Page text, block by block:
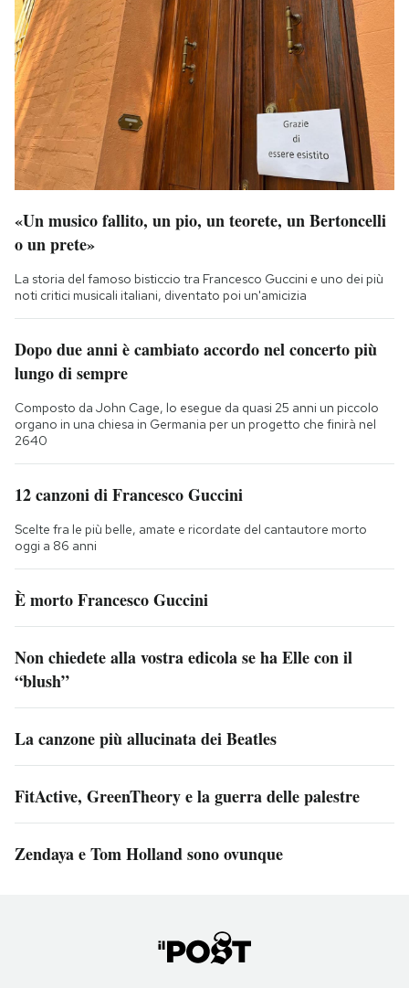
«Un musico fallito, un pio, un teorete, un Bertoncelli
o un prete»
La storia del famoso bisticcio tra Francesco Guccini e uno dei più
noti critici musicali italiani, diventato poi un'amicizia
Dopo due anni è cambiato accordo nel concerto più
lungo di sempre
Composto da John Cage, lo esegue da quasi 25 anni un piccolo
organo in una chiesa in Germania per un progetto che finirà nel
2640
12 canzoni di Francesco Guccini
Scelte fra le più belle, amate e ricordate del cantautore morto
oggi a 86 anni
È morto Francesco Guccini
Non chiedete alla vostra edicola se ha Elle con il
“blush”
La canzone più allucinata dei Beatles
FitActive, GreenTheory e la guerra delle palestre
Zendaya e Tom Holland sono ovunque